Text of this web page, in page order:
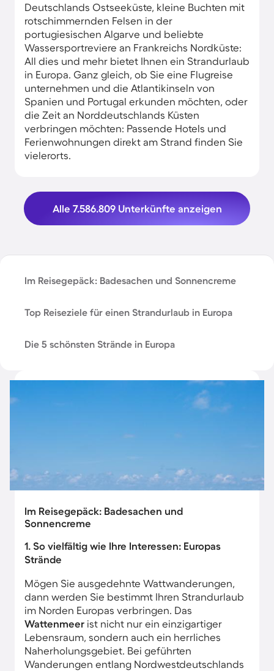
Deutschlands Ostseeküste, kleine Buchten mit
rotschimmernden Felsen in der
portugiesischen Algarve und beliebte
Wassersportreviere an Frankreichs Nordküste:
All dies und mehr bietet Ihnen ein Strandurlaub
in Europa. Ganz gleich, ob Sie eine Flugreise
unternehmen und die Atlantikinseln von
Spanien und Portugal erkunden möchten, oder
die Zeit an Norddeutschlands Küsten
verbringen möchten: Passende Hotels und
Ferienwohnungen direkt am Strand finden Sie
vielerorts.
Alle 7.586.809 Unterkünfte anzeigen
Im Reisegepäck: Badesachen und Sonnencreme
Top Reiseziele für einen Strandurlaub in Europa
Die 5 schönsten Strände in Europa
Im Reisegepäck: Badesachen und
Sonnencreme
1. So vielfältig wie Ihre Interessen: Europas
Strände
Mögen Sie ausgedehnte Wattwanderungen,
dann werden Sie bestimmt Ihren Strandurlaub
im Norden Europas verbringen. Das
Wattenmeer ist nicht nur ein einzigartiger
Lebensraum, sondern auch ein herrliches
Naherholungsgebiet. Bei geführten
Wanderungen entlang Nordwestdeutschlands